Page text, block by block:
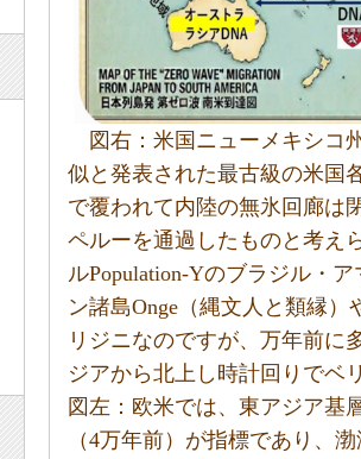
図右：米国ニューメキシコ
似と発表された最古級の米国
で覆われて内陸の無氷回廊は
ペルーを通過したものと考え
ルPopulation‐Yのブラジル・
ン諸島Onge（縄文人と類縁
リジニなのですが、万年前に
ジアから北上し時計回りでベ
図左：欧米では、東アジア基
（4万年前）が指標であり、